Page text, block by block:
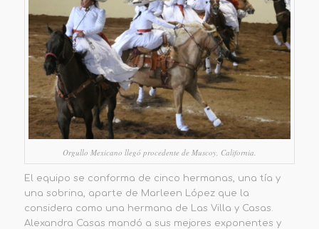
Orgullo Mexicano llegó procedente de Muscoy, California.
El equipo se conforma de cinco hermanas, una tía y
una sobrina, aparte de Marleen López que la
considera como una hermana de Las Villa y Casas.
Alexandra Casas mandó a sus mejores exponentes y